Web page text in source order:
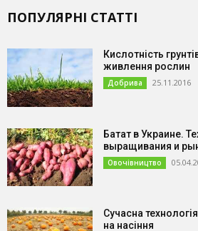
ПОПУЛЯРНІ СТАТТІ
Кислотність
живлення рослин
Добрива 25.11.2016
Батат в Украине.
выращивания и
Овочівництво
Сучасна
на насіння